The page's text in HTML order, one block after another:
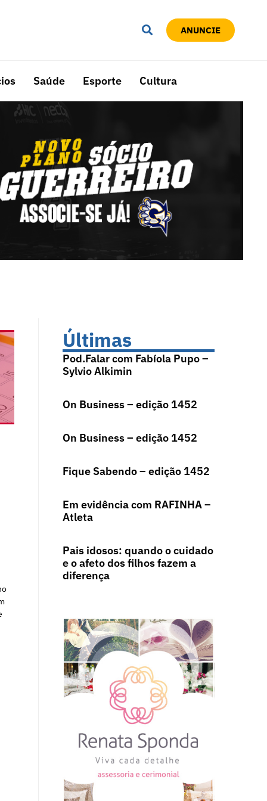
ANUNCIE
Saúde Esporte Cultura
Últimas
Pod.Falar com Fabíola Pupo –
Sylvio Alkimin
On Business – edição 1452
On Business – edição 1452
Fique Sabendo – edição 1452
Em evidência com RAFINHA –
Atleta
Pais idosos: quando o cuidado
e o afeto dos filhos fazem a
diferença